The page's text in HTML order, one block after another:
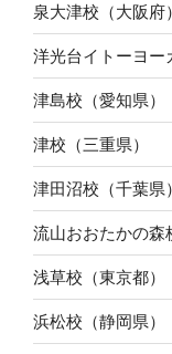
泉大津校（大阪府）
洋光台イトーヨー
津島校（愛知県）
津校（三重県）
津田沼校（千葉県）
流山おおたかの森
浅草校（東京都）
浜松校（静岡県）